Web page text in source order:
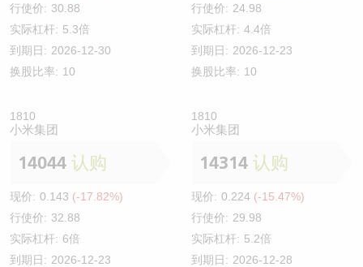
行使价: 30.88
实际杠杆: 5.3倍
到期日: 2026-12-30
换股比率: 10
行使价: 24.98
实际杠杆: 4.4倍
到期日: 2026-12-23
换股比率: 10
1810
小米集团
14044 认购
现价: 0.143 (-17.82%)
行使价: 32.88
实际杠杆: 6倍
到期日: 2026-12-23
1810
小米集团
14314 认购
现价: 0.224 (-15.47%)
行使价: 29.98
实际杠杆: 5.2倍
到期日: 2026-12-28